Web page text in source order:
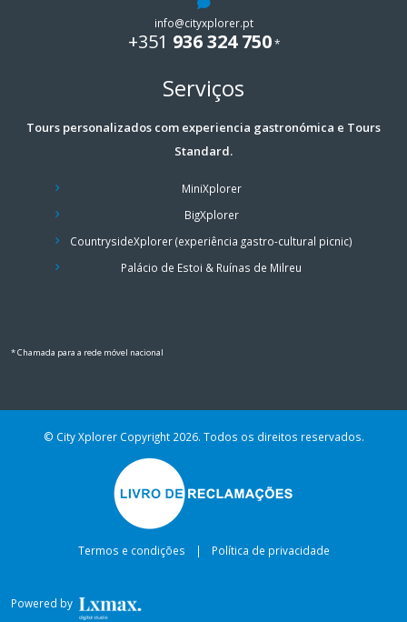
info@cityxplorer.pt
+351 936 324 750*
Serviços
Tours personalizados com experiencia gastronómica e Tours
Standard.
MiniXplorer
BigXplorer
CountrysideXplorer (experiência gastro-cultural picnic)
Palácio de Estoi & Ruínas de Milreu
* Chamada para a rede móvel nacional
© City Xplorer Copyright 2026. Todos os direitos reservados.
Termos e condições | Política de privacidade
Powered by